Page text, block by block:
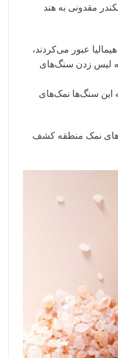
مقدونی به هند
عبور می‌کردند،
لیس زدن سنگ‌های
این سنگ‌ها نمک‌های
نمک منطقه کشف